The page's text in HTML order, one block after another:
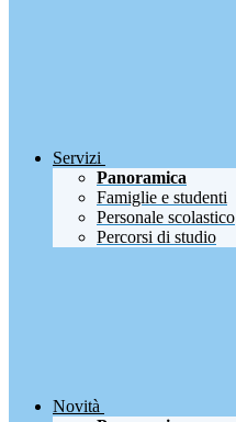
Servizi
Panoramica
Famiglie e studenti
Personale scolastico
Percorsi di studio
Novità